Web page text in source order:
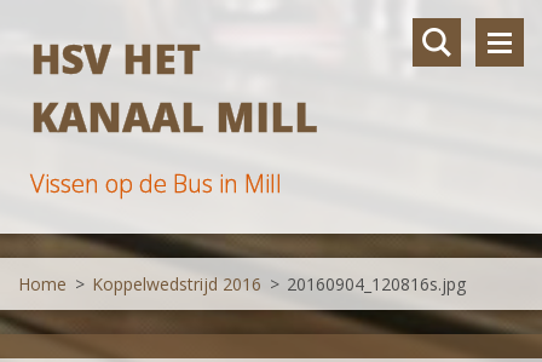
HSV HET
KANAAL MILL
Vissen op de Bus in Mill
Home > Koppelwedstrijd 2016 > 20160904_120816s.jpg